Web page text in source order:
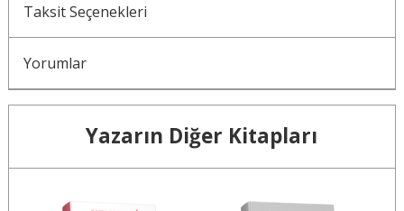
Taksit Seçenekleri
Yorumlar
Yazarın Diğer Kitapları